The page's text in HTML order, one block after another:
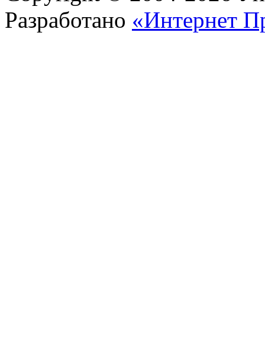
Разработано «Интернет